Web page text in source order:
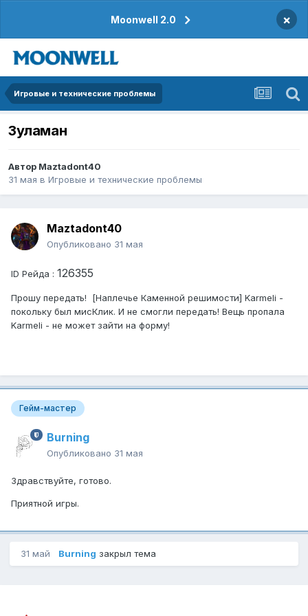
Moonwell 2.0 ×
Игровые и технические проблемы
Зуламан
Автор Maztadont40
31 мая в Игровые и технические проблемы
Maztadont40
Опубликовано 31 мая
ID Рейда : 126355
Прошу передать! [Наплечье Каменной решимости] Karmeli -
покольку был мисКлик. И не смогли передать! Вещь пропала
Karmeli - не может зайти на форму!
Гейм-мастер
Burning
Опубликовано 31 мая
Здравствуйте, готово.
Приятной игры.
31 май Burning закрыл тема